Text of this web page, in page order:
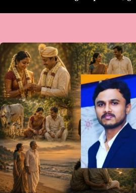
ಸಂತೋಷಕುಮಾರ
ಅತ್ತಿವೇರಿ
“ದಾಂಪತ್ಯ
ದಶಕ”